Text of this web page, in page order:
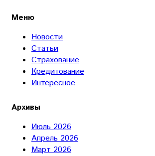
Меню
Новости
Статьи
Страхование
Кредитование
Интересное
Архивы
Июль 2026
Апрель 2026
Март 2026